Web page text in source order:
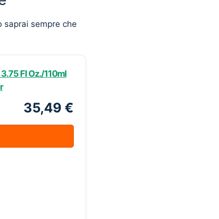
saprai sempre che
Fl Oz./110ml
35,49 €